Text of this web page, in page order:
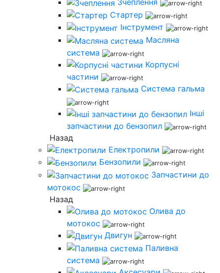
Зчеплення
Стартер
Інструмент
Масляна
система
Корпусні
частини
Система гальма
Інші
запчастини до бензопил
Назад
Електропили
Бензопили
Запчастини до
мотокос
Назад
Олива до
мотокос
Двигун
Паливна
система